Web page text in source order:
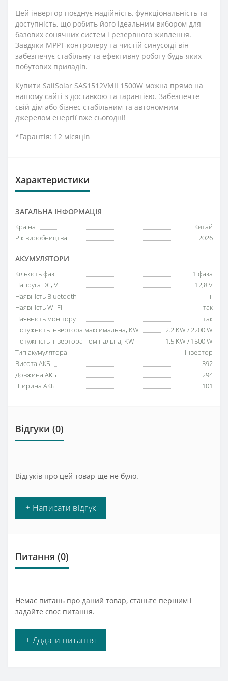
Цей інвертор поєднує надійність, функціональність та
доступність, що робить його ідеальним вибором для
базових сонячних систем і резервного живлення.
Завдяки MPPT-контролеру та чистій синусоїді він
забезпечує стабільну та ефективну роботу будь-яких
побутових приладів.
Купити SailSolar SAS1512VMII 1500W можна прямо на
нашому сайті з доставкою та гарантією. Забезпечте
свій дім або бізнес стабільним та автономним
джерелом енергії вже сьогодні!
*Гарантія: 12 місяців
Характеристики
ЗАГАЛЬНА ІНФОРМАЦІЯ
Країна
Китай
Рік виробництва
2026
АКУМУЛЯТОРИ
Кількість фаз
1 фаза
Напруга DC, V
12,8 V
Наявність Bluetooth
ні
Наявність Wi-Fi
так
Наявність монітору
так
Потужність інвертора максимальна, KW
2.2 KW / 2200 W
Потужність інвертора номінальна, KW
1.5 KW / 1500 W
Тип акумулятора
інвертор
Висота АКБ
392
Довжина АКБ
294
Ширина АКБ
101
Відгуки (0)
Відгуків про цей товар ще не було.
+ Написати відгук
Питання (0)
Немає питань про даний товар, станьте першим і
задайте своє питання.
+ Додати питання